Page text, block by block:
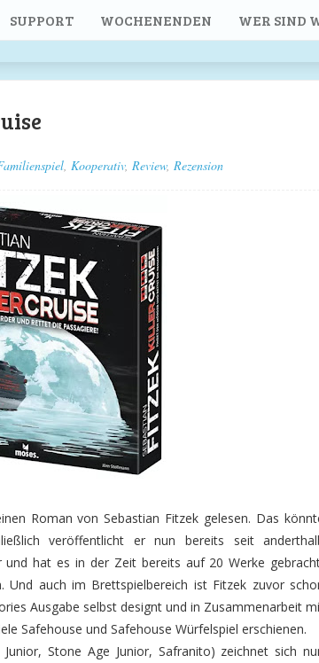
SUPPORT WOCHENENDEN WER SIND
, Kooperativ, Review, Rezension
Roman von Sebastian Fitzek gelesen. Das
veröffentlicht er nun bereits seit
und hat es in der Zeit bereits auf 20 Werke
Und auch im Brettspielbereich ist Fitzek zuvor
Ausgabe selbst designt und in Zusammenarbeit
Safehouse und Safehouse Würfelspiel erschienen.
Stone Age Junior, Safranito) zeichnet sich